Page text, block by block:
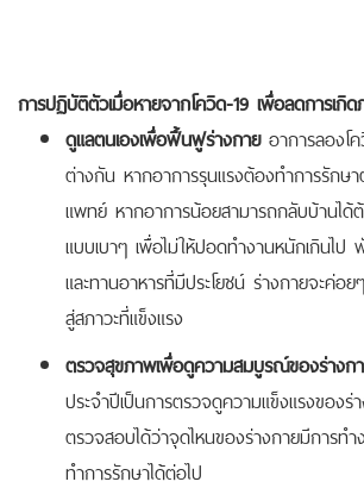
การปฏิบัติตัวเมื่อหายจากโควิด-19 เพื่อลดการเกิ
ดูแลตนเองเพื่อฟื้นฟูร่างกาย อาการลองโ
ต่างกัน หากอาการรุนแรงต้องทำการรักษ
แพทย์ หากอาการน้อยสามารถกลับบ้านไ
แบบเบาๆ เพื่อไม่ให้ปอดทำงานหนักเกินไ
และทานอาหารที่มีประโยชน์ ร่างกายจะค่อ
สู่สภาวะที่แข็งแรง
ตรวจสุขภาพเพื่อดูความสมบูรณ์ของร่างก
ประจำปีเป็นการตรวจดูความแข็งแรงของ
ตรวจสอบได้ว่าจุดไหนของร่างกายมีการ
ทำการรักษาได้ต่อไป